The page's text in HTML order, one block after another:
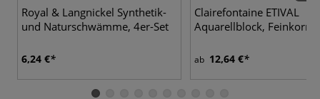
Royal & Langnickel Synthetik-
und Naturschwämme, 4er-Set
6,24 €
Clairefontaine ETIVAL
Aquarellblock, Feinkorn
ab 12,64 €